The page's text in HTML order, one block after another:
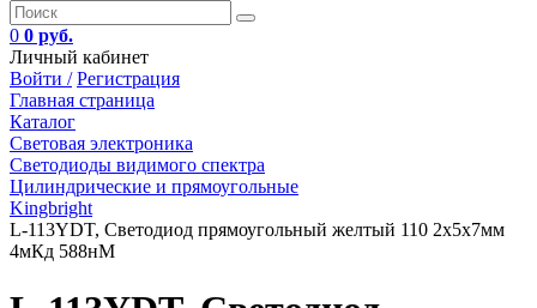
0 0 руб.
Личный кабинет
Войти / Регистрация
Главная страница
Каталог
Световая электроника
Светодиоды видимого спектра
Цилиндрические и прямоугольные
Kingbright
L-113YDT, Светодиод прямоугольный желтый 110 2x5х7мм
4мКд 588нМ